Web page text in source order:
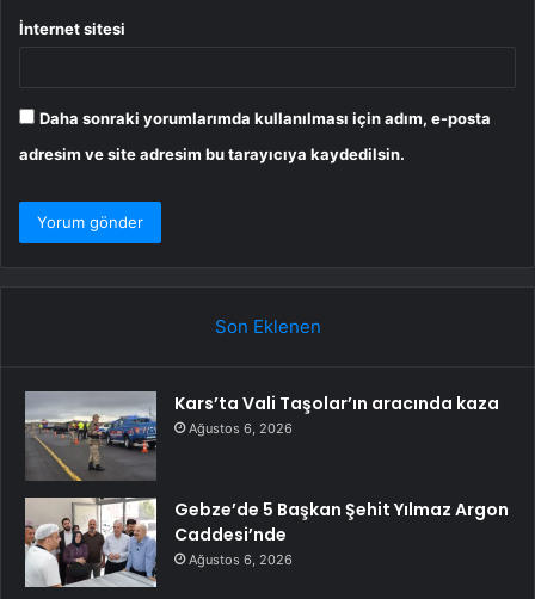
İnternet sitesi
Daha sonraki yorumlarımda kullanılması için adım, e-posta
adresim ve site adresim bu tarayıcıya kaydedilsin.
Son Eklenen
Kars’ta Vali Taşolar’ın aracında kaza
Ağustos 6, 2026
Gebze’de 5 Başkan Şehit Yılmaz Argon
Caddesi’nde
Ağustos 6, 2026